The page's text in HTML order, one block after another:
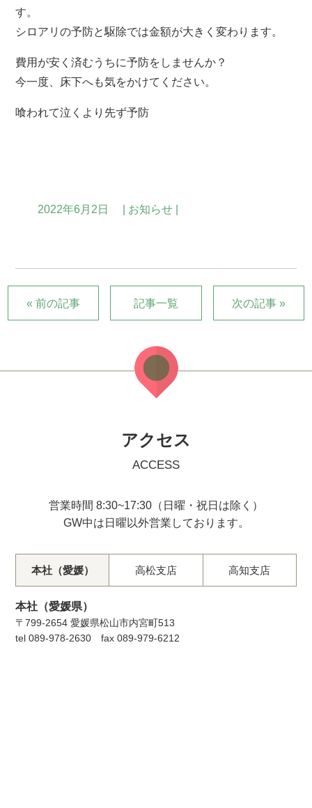
す。
シロアリの予防と駆除では金額が大きく変わります。
費用が安く済むうちに予防をしませんか？
今一度、床下へも気をかけてください。
喰われて泣くより先ず予防
2022年6月2日 お知らせ
« 前の記事 記事一覧 次の記事 »
アクセス
ACCESS
営業時間 8:30~17:30（⽇曜・祝⽇は除く）
GW中は⽇曜以外営業しております。
本社（愛媛） ⾼松⽀店 ⾼知⽀店
本社（愛媛県）
〒799-2654 愛媛県松⼭市内宮町513
tel 089-978-2630 fax 089-979-6212